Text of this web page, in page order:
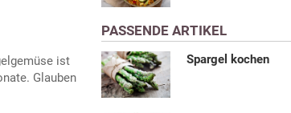
ist
Glauben
PASSENDE ARTIKEL
Spargel kochen